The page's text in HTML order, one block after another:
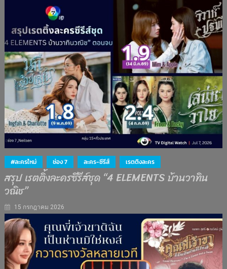
#ละครใหม่ ช่อง 7 ละคร-ซีรีส์ เรตติงละคร
สรุป เรตติ้งละครซีรีส์ชุด “4 ELEMENTS บ้านวาทิน
วณิช”
15 กรกฎาคม 2026